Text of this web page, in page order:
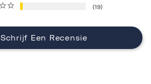
19
Schrijf Een Recensie